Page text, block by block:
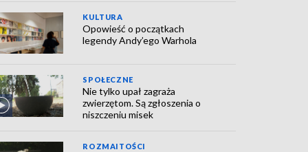
KULTURA
Opowieść o początkach
legendy Andy’ego Warhola
SPOŁECZNE
Nie tylko upał zagraża
zwierzętom. Są zgłoszenia o
niszczeniu misek
ROZMAITOŚCI